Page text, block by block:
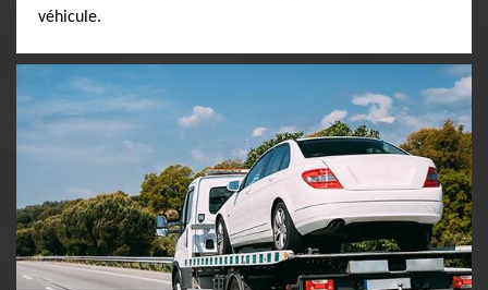
véhicule.